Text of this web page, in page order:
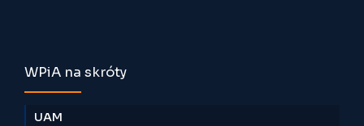
WPiA na skróty
UAM